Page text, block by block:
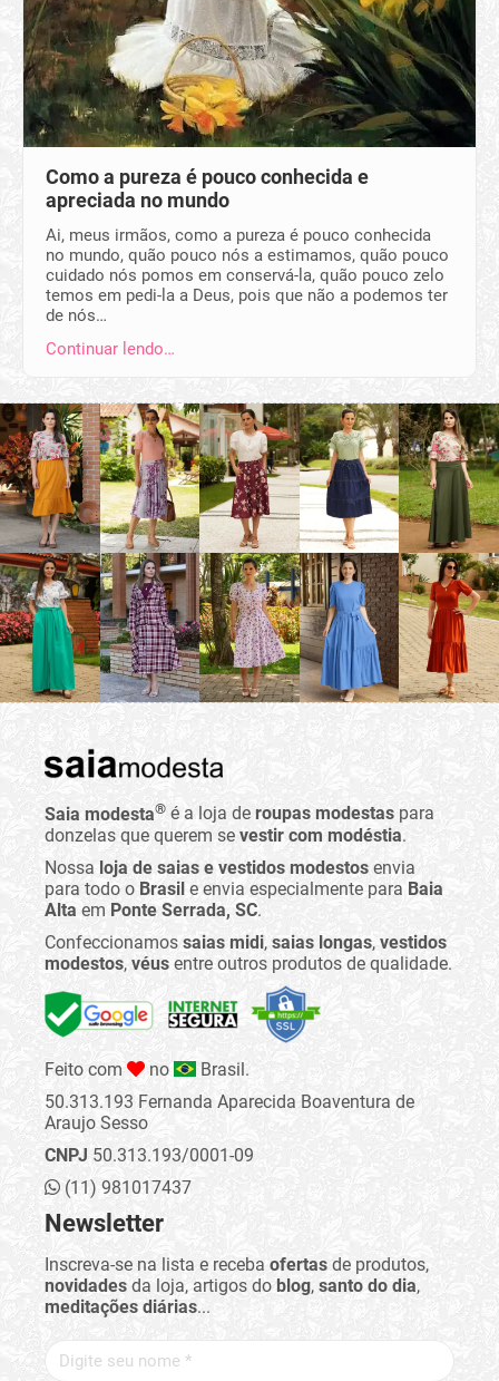
Como a pureza é pouco conhecida e
apreciada no mundo
Ai, meus irmãos, como a pureza é pouco conhecida
no mundo, quão pouco nós a estimamos, quão pouco
cuidado nós pomos em conservá-la, quão pouco zelo
temos em pedi-la a Deus, pois que não a podemos ter
de nós…
Continuar lendo…
Saia modesta® é a loja de roupas modestas para
donzelas que querem se vestir com modéstia.
Nossa loja de saias e vestidos modestos envia
para todo o Brasil e envia especialmente para Baia
Alta em Ponte Serrada, SC.
Confeccionamos saias midi, saias longas, vestidos
modestos, véus entre outros produtos de qualidade.
Feito com no
Brasil.
50.313.193 Fernanda Aparecida Boaventura de
Araujo Sesso
CNPJ 50.313.193/0001-09
(11) 981017437
Newsletter
Inscreva-se na lista e receba ofertas de produtos,
novidades da loja, artigos do blog, santo do dia,
meditações diárias...